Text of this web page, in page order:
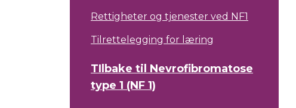
Rettigheter og tjenester ved NF1
Tilrettelegging for læring
TIlbake til Nevrofibromatose
type 1 (NF 1)